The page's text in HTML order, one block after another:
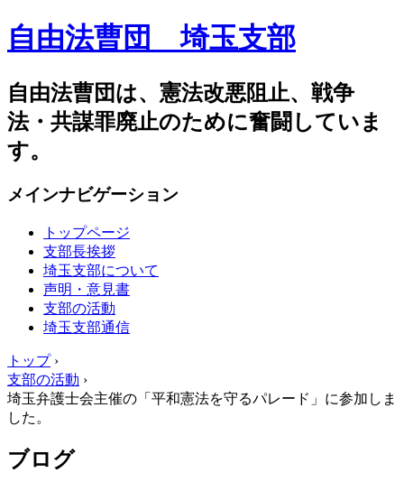
自由法曹団 埼玉支部
自由法曹団は、憲法改悪阻止、戦争
法・共謀罪廃止のために奮闘していま
す。
メインナビゲーション
トップページ
支部長挨拶
埼玉支部について
声明・意見書
支部の活動
埼玉支部通信
トップ›
支部の活動 ›
埼玉弁護士会主催の「平和憲法を守るパレード」に参加しま
した。
ブログ